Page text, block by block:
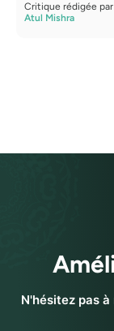
Critique rédigée par
Atul Mishra
N'hésitez pas